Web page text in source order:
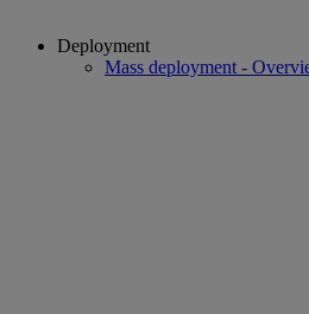
Deployment
Mass deployment -